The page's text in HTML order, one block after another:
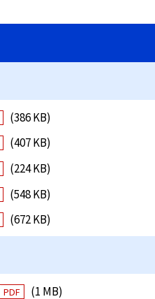
(386 KB)
(407 KB)
(224 KB)
(548 KB)
(672 KB)
PDF
(1 MB)